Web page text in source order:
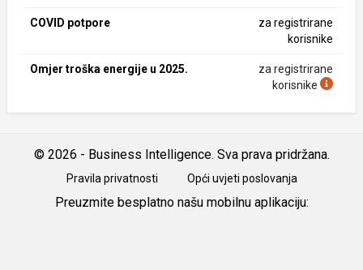
COVID potpore
za registrirane
korisnike
Omjer troška energije u 2025.
za registrirane
korisnike
© 2026 - Business Intelligence. Sva prava pridržana.
Pravila privatnosti Opći uvjeti poslovanja
Preuzmite besplatno našu mobilnu aplikaciju: